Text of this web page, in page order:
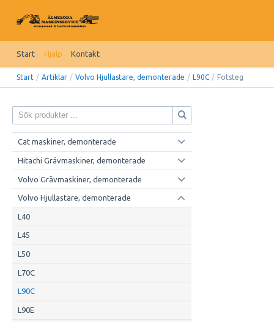
Start Hjälp Kontakt
Start / Artiklar / Volvo Hjullastare, demonterade / L90C / Fotsteg
Cat maskiner, demonterade
Hitachi Grävmaskiner, demonterade
Volvo Grävmaskiner, demonterade
Volvo Hjullastare, demonterade
L40
L45
L50
L70C
L90C
L90E